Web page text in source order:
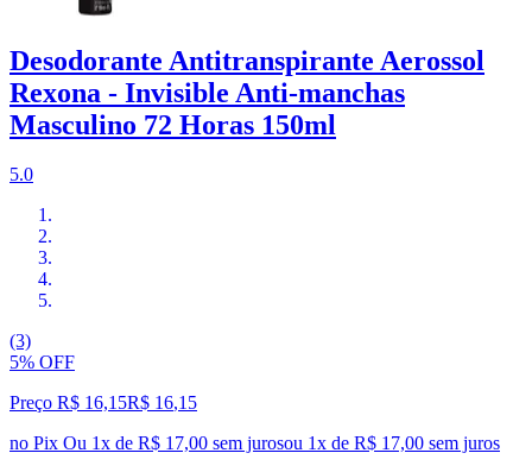
Desodorante Antitranspirante Aerossol
Rexona - Invisible Anti-manchas
Masculino 72 Horas 150ml
5.0
(3)
5% OFF
Preço R$ 16,15R$ 16,15
no Pix Ou 1x de R$ 17,00 sem jurosou 1x de R$ 17,00 sem juros